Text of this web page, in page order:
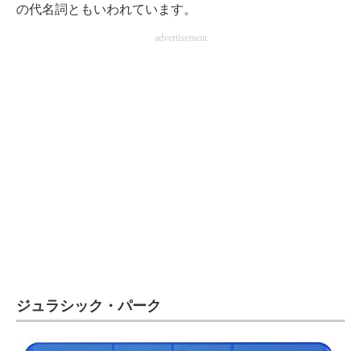
の代名詞ともいわれています。
advertisement
ジュラシック・パーク